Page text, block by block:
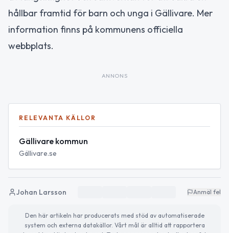
hållbar framtid för barn och unga i Gällivare. Mer
information finns på kommunens officiella
webbplats.
ANNONS
RELEVANTA KÄLLOR
Gällivare kommun
Gällivare.se
Johan Larsson Anmäl fel
Den här artikeln har producerats med stöd av automatiserade
system och externa datakällor. Vårt mål är alltid att rapportera